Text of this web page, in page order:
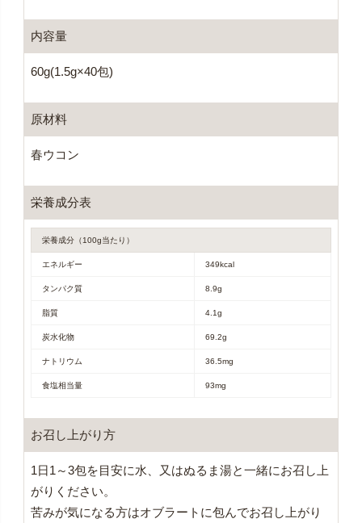
内容量
60g(1.5g×40包)
原材料
春ウコン
栄養成分表
栄養成分（100g当たり）
エネルギー 349kcal
タンパク質 8.9g
脂質 4.1g
炭水化物 69.2g
ナトリウム 36.5mg
食塩相当量 93mg
お召し上がり方
1日1～3包を目安に水、又はぬるま湯と一緒にお召し上
がりください。
苦みが気になる方はオブラートに包んでお召し上がり